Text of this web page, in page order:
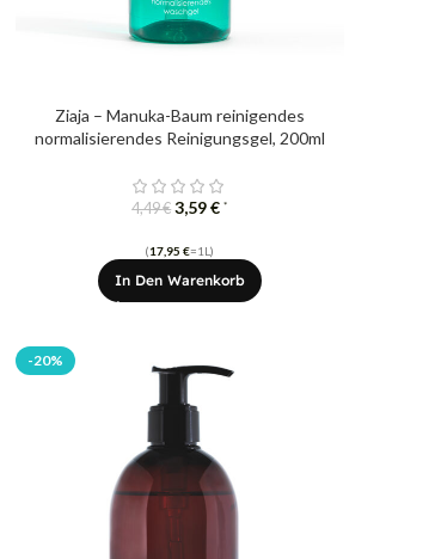
Ziaja – Manuka-Baum reinigendes
normalisierendes Reinigungsgel, 200ml
4,49€ 3,59€ *
(17,95€=1L)
In Den Warenkorb
-20%